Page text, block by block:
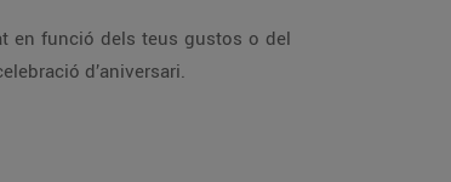
en funció dels teus gustos o del
d’aniversari.